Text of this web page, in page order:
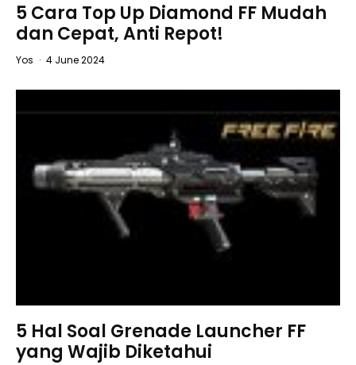
5 Cara Top Up Diamond FF Mudah
dan Cepat, Anti Repot!
Yos · 4 June 2024
5 Hal Soal Grenade Launcher FF
yang Wajib Diketahui